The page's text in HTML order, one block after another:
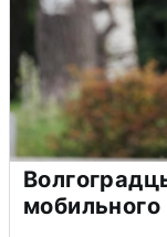
мобильного